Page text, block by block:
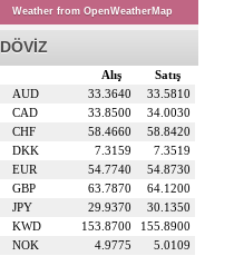
Weather from OpenWeatherMap
DÖVİZ
Satış
Alış
AUD
33.5810
33.3640
CAD
34.0030
33.8500
CHF
58.8420
58.4660
DKK
7.3519
7.3159
EUR
54.8730
54.7740
GBP
64.1200
63.7870
JPY
30.1350
29.9370
KWD
155.8900
153.8700
NOK
5.0109
4.9775